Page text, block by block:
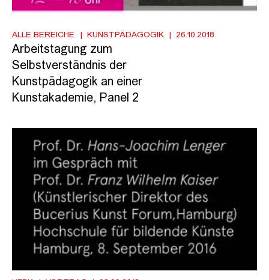
ALLE BEREICHE KUNSTPÄDAGOGIK 26.10.2018
Arbeitstagung zum
Selbstverständnis der
Kunstpädagogik an einer
Kunstakademie, Panel 2